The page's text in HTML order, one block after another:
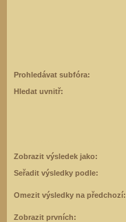
Prohledávat subfóra:
Hledat uvnitř:
Zobrazit výsledek jako:
Seřadit výsledky podle:
Omezit výsledky na předchozí:
Zobrazit prvních: